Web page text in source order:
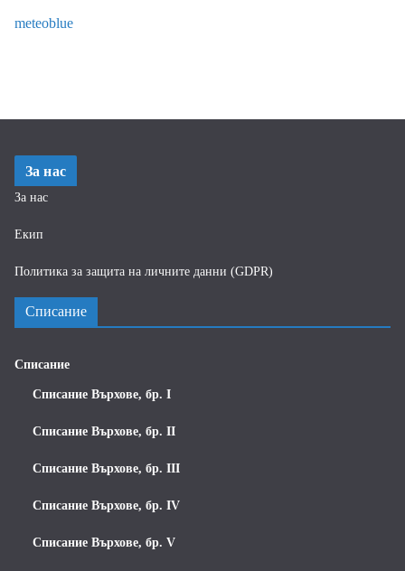
meteoblue
За нас
За нас
Екип
Политика за защита на личните данни (GDPR)
Списание
Списание
Списание Върхове, бр. I
Списание Върхове, бр. II
Списание Върхове, бр. III
Списание Върхове, бр. IV
Списание Върхове, бр. V